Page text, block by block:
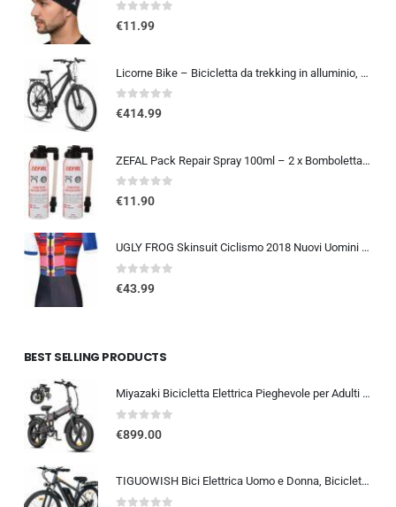
0out of 5
€11.99
Licorne Bike – Bicicletta da trekking in alluminio, da 28 pollici, con cambio a 21 marce, freno a disco, mountain bike, bici
0out of 5
€414.99
ZEFAL Pack Repair Spray 100ml – 2 x Bomboletta Ripara Gomme Bici – Gonfia e Ripara Bici – Schrader, Presta e Dunlop – 2 botti
0out of 5
€11.90
UGLY FROG Skinsuit Ciclismo 2018 Nuovi Uomini Traspirante Primavera Estate A Maniche Corta Ciclismo Body All’aperto Sports…
0out of 5
€43.99
BEST SELLING PRODUCTS
Miyazaki Bicicletta Elettrica Pieghevole per Adulti – Ebike con Motore Brushless – Batteria Rimovibile 48V 14Ah – Bicicletta
0out of 5
€899.00
TIGUOWISH Bici Elettrica Uomo e Donna, Bicicletta Elettrica 29 Pollici con Motore Posteriore 250W, Autonomia fino a 90 km,…